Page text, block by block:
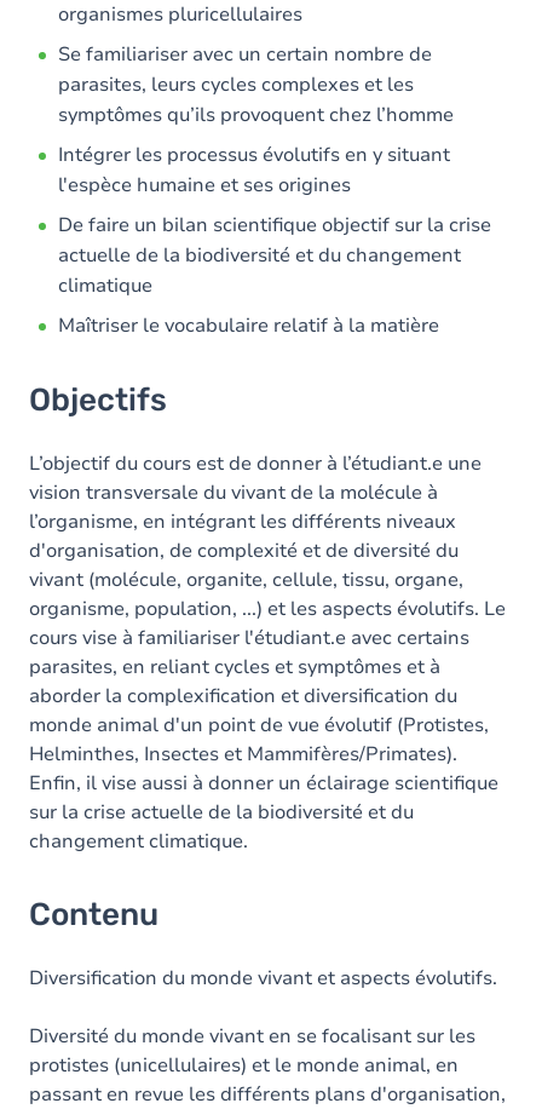
organismes pluricellulaires
Se familiariser avec un certain nombre de
parasites, leurs cycles complexes et les
symptômes qu’ils provoquent chez l’homme
Intégrer les processus évolutifs en y situant
l'espèce humaine et ses origines
De faire un bilan scientifique objectif sur la crise
actuelle de la biodiversité et du changement
climatique
Maîtriser le vocabulaire relatif à la matière
Objectifs
L’objectif du cours est de donner à l’étudiant.e une
vision transversale du vivant de la molécule à
l’organisme, en intégrant les différents niveaux
d'organisation, de complexité et de diversité du
vivant (molécule, organite, cellule, tissu, organe,
organisme, population, ...) et les aspects évolutifs. Le
cours vise à familiariser l'étudiant.e avec certains
parasites, en reliant cycles et symptômes et à
aborder la complexification et diversification du
monde animal d'un point de vue évolutif (Protistes,
Helminthes, Insectes et Mammifères/Primates).
Enfin, il vise aussi à donner un éclairage scientifique
sur la crise actuelle de la biodiversité et du
changement climatique.
Contenu
Diversification du monde vivant et aspects évolutifs.
Diversité du monde vivant en se focalisant sur les
protistes (unicellulaires) et le monde animal, en
passant en revue les différents plans d'organisation,